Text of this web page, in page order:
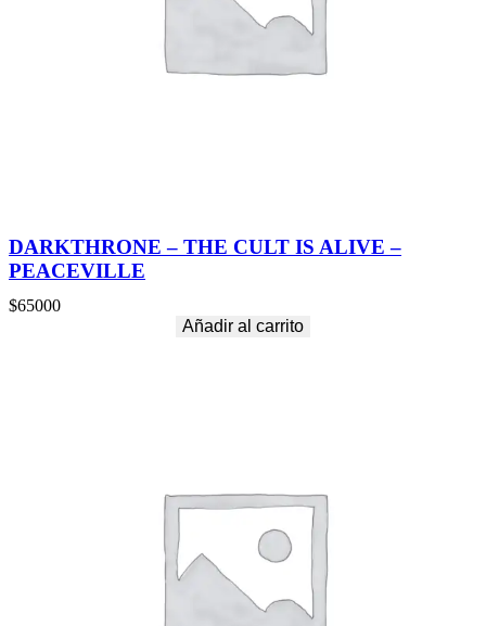
DARKTHRONE – THE CULT IS ALIVE –
PEACEVILLE
$65000
Añadir al carrito